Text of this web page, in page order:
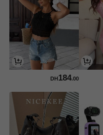
DH 184.00